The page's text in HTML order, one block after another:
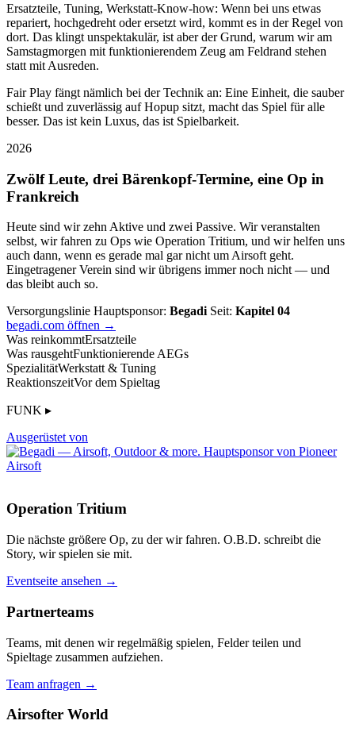
Ersatzteile, Tuning, Werkstatt-Know-how: Wenn bei uns etwas
repariert, hochgedreht oder ersetzt wird, kommt es in der Regel von
dort. Das klingt unspektakulär, ist aber der Grund, warum wir am
Samstagmorgen mit funktionierendem Zeug am Feldrand stehen
statt mit Ausreden.
Fair Play fängt nämlich bei der Technik an: Eine Einheit, die sauber
schießt und zuverlässig auf Hopup sitzt, macht das Spiel für alle
besser. Das ist kein Luxus, das ist Spielbarkeit.
2026
Zwölf Leute, drei Bärenkopf-Termine, eine Op in
Frankreich
Heute sind wir zehn Aktive und zwei Passive. Wir veranstalten
selbst, wir fahren zu Ops wie Operation Tritium, und wir helfen uns
auch dann, wenn es gerade mal gar nicht um Airsoft geht.
Eingetragener Verein sind wir übrigens immer noch nicht — und
das bleibt auch so.
Versorgungslinie Hauptsponsor: Begadi Seit: Kapitel 04
begadi.com öffnen →
Was reinkommtErsatzteile
Was rausgehtFunktionierende AEGs
SpezialitätWerkstatt & Tuning
ReaktionszeitVor dem Spieltag
FUNK ▸
Ausgerüstet von
Operation Tritium
Die nächste größere Op, zu der wir fahren. O.B.D. schreibt die
Story, wir spielen sie mit.
Eventseite ansehen →
Partnerteams
Teams, mit denen wir regelmäßig spielen, Felder teilen und
Spieltage zusammen aufziehen.
Team anfragen →
Airsofter World